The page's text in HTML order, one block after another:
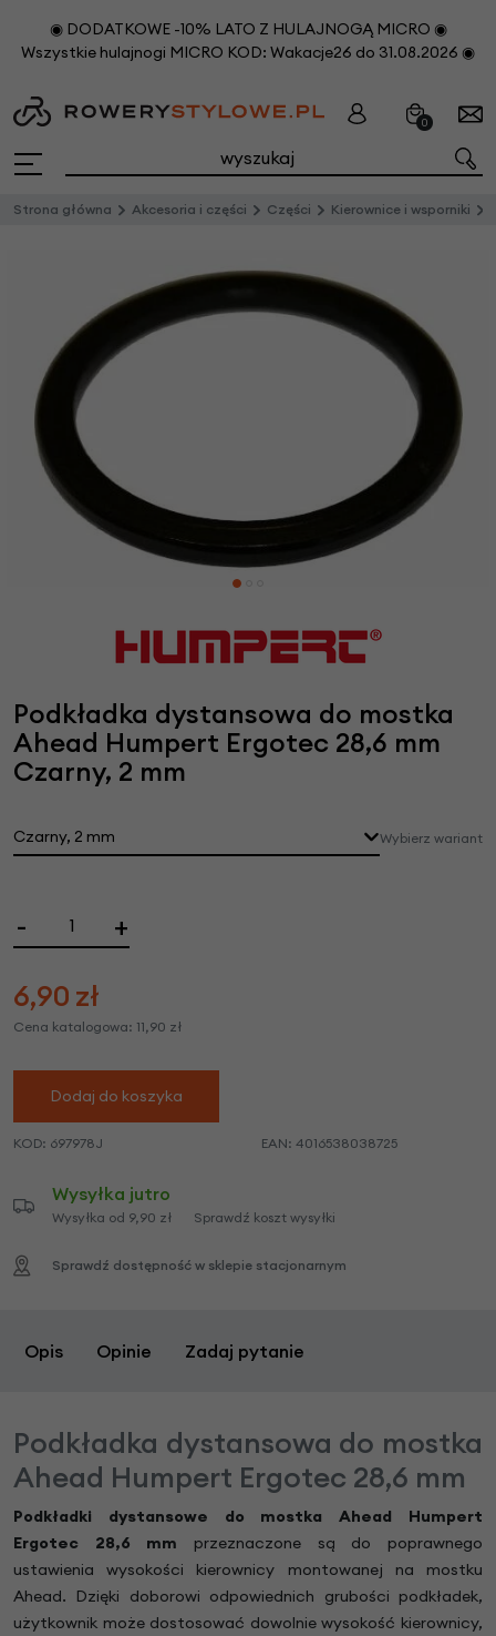
◉ DODATKOWE -10% LATO Z HULAJNOGĄ MICRO ◉
Wszystkie hulajnogi MICRO KOD: Wakacje26 do 31.08.2026 ◉
0
Strona główna Akcesoria i części Części Kierownice i wsporniki
Podkładka dystansowa do mostka
Ahead Humpert Ergotec 28,6 mm
Czarny, 2 mm
Czarny, 2 mm Wybierz wariant
- +
6,90 zł
Cena katalogowa: 11,90 zł
Dodaj do koszyka
KOD: 697978J EAN: 4016538038725
Wysyłka jutro
Wysyłka od 9,90 zł Sprawdź koszt wysyłki
Sprawdź dostępność w sklepie stacjonarnym
Opis Opinie Zadaj pytanie
Podkładka dystansowa do mostka
Ahead Humpert Ergotec 28,6 mm
Podkładki dystansowe do mostka Ahead Humpert
Ergotec 28,6 mm przeznaczone są do poprawnego
ustawienia wysokości kierownicy montowanej na mostku
Ahead. Dzięki doborowi odpowiednich grubości podkładek,
użytkownik może dostosować dowolnie wysokość kierownicy,